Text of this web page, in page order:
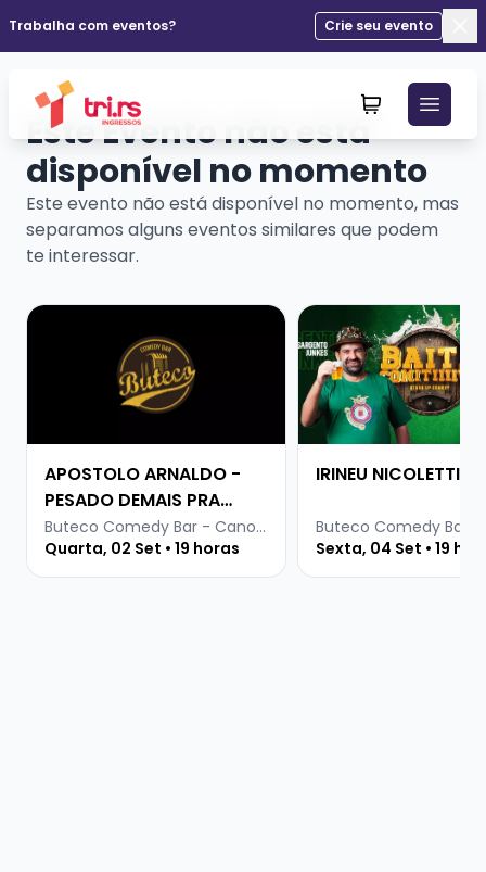
Trabalha com eventos?
Crie seu evento
Este Evento não está
disponível no momento
Este evento não está disponível no momento, mas
separamos alguns eventos similares que podem
te interessar.
Veja mais sobre APOSTOLO ARNALDO - PESADO
APOSTOLO ARNALDO -
PESADO DEMAIS PRA
INTERNET
Buteco Comedy Bar - Canoas
Quarta, 02 Set • 19 horas
Veja mais sobre
IRINEU NICOLETTI
Sexta, 04 Set • 19